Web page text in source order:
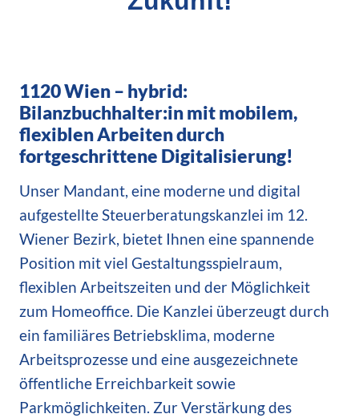
1120 Wien – hybrid:
Bilanzbuchhalter:in mit mobilem,
flexiblen Arbeiten durch
fortgeschrittene Digitalisierung!
Unser Mandant, eine moderne und digital
aufgestellte Steuerberatungskanzlei im 12.
Wiener Bezirk, bietet Ihnen eine spannende
Position mit viel Gestaltungsspielraum,
flexiblen Arbeitszeiten und der Möglichkeit
zum Homeoffice. Die Kanzlei überzeugt durch
ein familiäres Betriebsklima, moderne
Arbeitsprozesse und eine ausgezeichnete
öffentliche Erreichbarkeit sowie
Parkmöglichkeiten. Zur Verstärkung des